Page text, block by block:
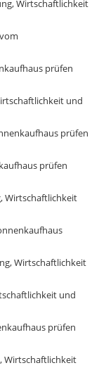
Wirtschaftlichkeit
prüfen
und
prüfen
prüfen
Wirtschaftlichkeit
Wirtschaftlichkeit
und
prüfen
Wirtschaftlichkeit